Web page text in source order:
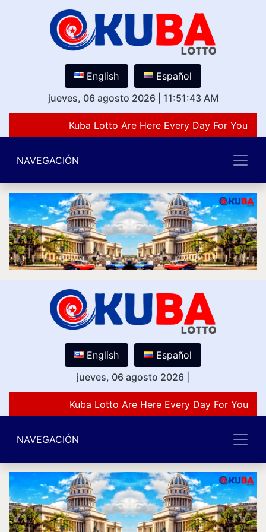
English
Español
jueves, 06 agosto 2026
11:51:43 AM
Kuba Lotto Are Here Every Day For You
NAVEGACIÓN
English
Español
jueves, 06 agosto 2026
Kuba Lotto Are Here Every Day For You
NAVEGACIÓN